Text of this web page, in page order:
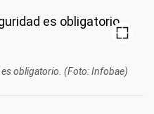
obligatorio. (Foto: Infobae)